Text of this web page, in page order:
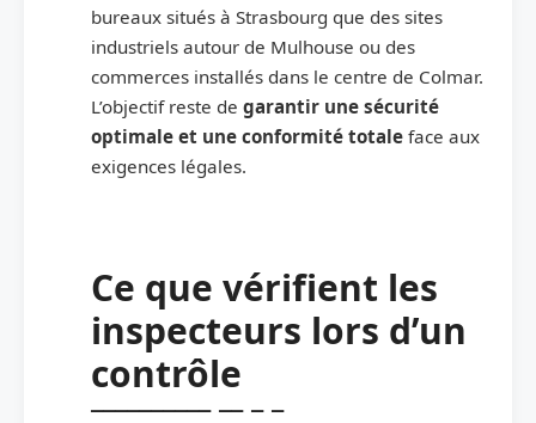
bureaux situés à Strasbourg que des sites
industriels autour de Mulhouse ou des
commerces installés dans le centre de Colmar.
L’objectif reste de garantir une sécurité
optimale et une conformité totale face aux
exigences légales.
Ce que vérifient les
inspecteurs lors d’un
contrôle